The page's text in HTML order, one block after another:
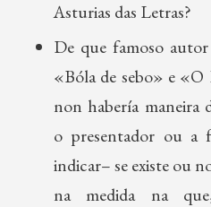
Asturias das Letras?
De que famoso
«Bóla de sebo» e
non habería maneira
o presentador ou a
indicar– se existe ou
na medida na